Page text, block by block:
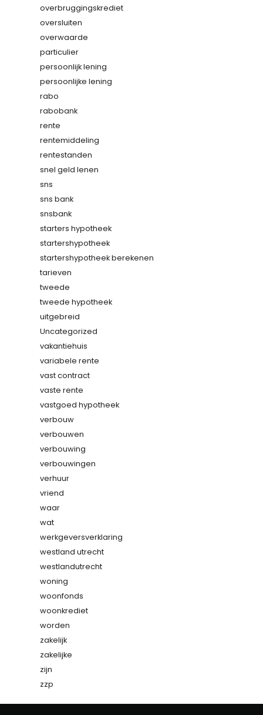
overbruggingskrediet
oversluiten
overwaarde
particulier
persoonlijk lening
persoonlijke lening
rabo
rabobank
rente
rentemiddeling
rentestanden
snel geld lenen
sns
sns bank
snsbank
starters hypotheek
startershypotheek
startershypotheek berekenen
tarieven
tweede
tweede hypotheek
uitgebreid
Uncategorized
vakantiehuis
variabele rente
vast contract
vaste rente
vastgoed hypotheek
verbouw
verbouwen
verbouwing
verbouwingen
verhuur
vriend
waar
wat
werkgeversverklaring
westland utrecht
westlandutrecht
woning
woonfonds
woonkrediet
worden
zakelijk
zakelijke
zijn
zzp